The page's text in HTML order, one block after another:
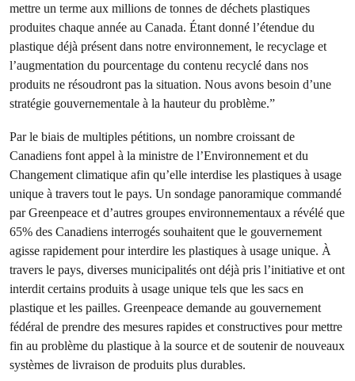
mettre un terme aux millions de tonnes de déchets plastiques
produites chaque année au Canada. Étant donné l’étendue du
plastique déjà présent dans notre environnement, le recyclage et
l’augmentation du pourcentage du contenu recyclé dans nos
produits ne résoudront pas la situation. Nous avons besoin d’une
stratégie gouvernementale à la hauteur du problème.”
Par le biais de multiples pétitions, un nombre croissant de
Canadiens font appel à la ministre de l’Environnement et du
Changement climatique afin qu’elle interdise les plastiques à usage
unique à travers tout le pays. Un sondage panoramique commandé
par Greenpeace et d’autres groupes environnementaux a révélé que
65% des Canadiens interrogés souhaitent que le gouvernement
agisse rapidement pour interdire les plastiques à usage unique. À
travers le pays, diverses municipalités ont déjà pris l’initiative et ont
interdit certains produits à usage unique tels que les sacs en
plastique et les pailles. Greenpeace demande au gouvernement
fédéral de prendre des mesures rapides et constructives pour mettre
fin au problème du plastique à la source et de soutenir de nouveaux
systèmes de livraison de produits plus durables.